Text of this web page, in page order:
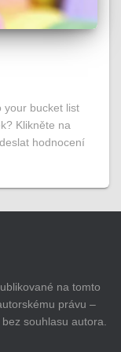
your bucket list
Klikněte na
hodnocení
na tomto
právu –
souhlasu autora.